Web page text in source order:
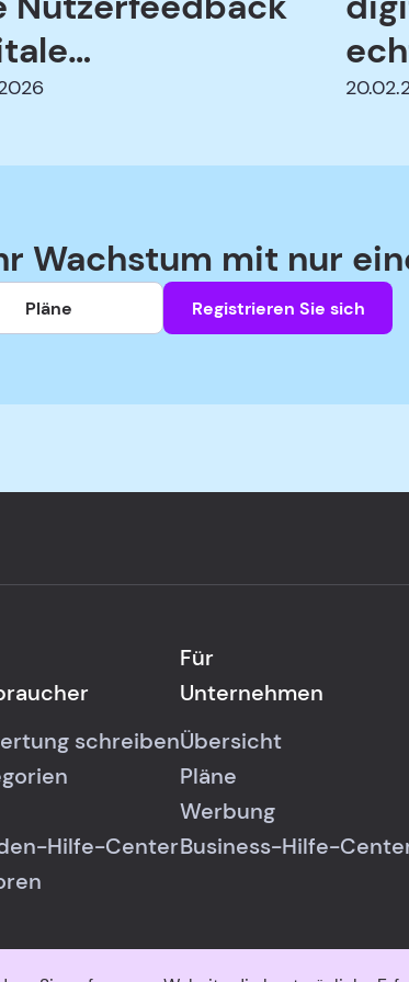
Wachstum mit nur
Pläne Registrieren Sie sich
schreiben
Hilfe-Center
Für
Unternehmen
Übersicht
Pläne
Werbung
Business-Hilfe-